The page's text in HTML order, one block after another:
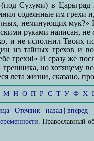
Сухуми) в
содеянные им грехи
неминующих мук?»
руками написан,
не исполнил Твоих
из тайных грехов и
И сразу же
но хотящему
лета жизни, сказано,
М Н О П Р С Т У Ф Х
| Отечник| назад| вперед
. Православный